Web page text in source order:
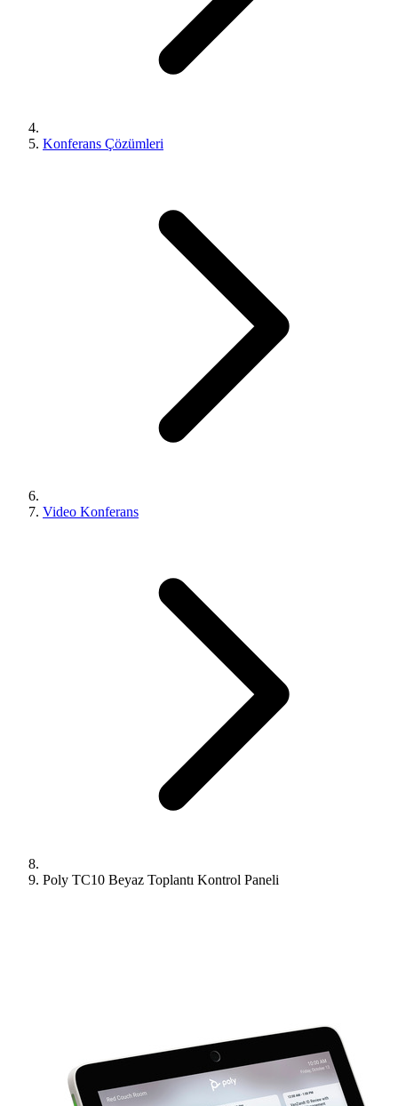
Konferans Çözümleri
Video Konferans
Poly TC10 Beyaz Toplantı Kontrol Paneli